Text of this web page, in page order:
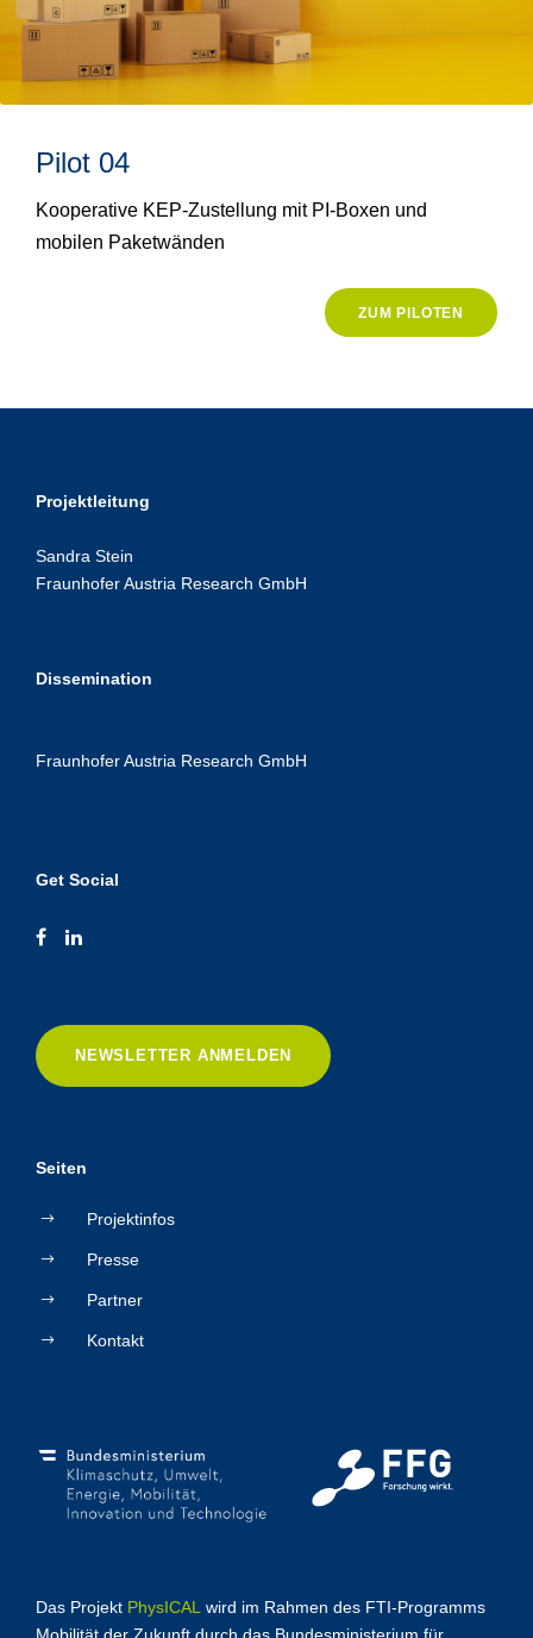
Pilot 04
Kooperative KEP-Zustellung mit PI-Boxen und
mobilen Paketwänden
ZUM PILOTEN
Projektleitung
Sandra Stein
Fraunhofer Austria Research GmbH
Dissemination
Fraunhofer Austria Research GmbH
Get Social
NEWSLETTER ANMELDEN
Seiten
Projektinfos
Presse
Partner
Kontakt
Das Projekt PhysICAL wird im Rahmen des FTI-Programms
Mobilität der Zukunft durch das Bundesministerium für